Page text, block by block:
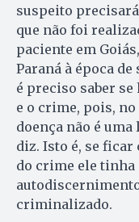
suspeito
que não foi
paciente em
Paraná à época
é preciso saber se
e o crime, pois,
doença não é
diz. Isto é, se
do crime ele tinha
criminalizado.